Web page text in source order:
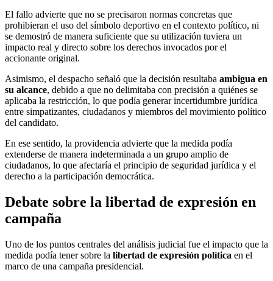
El fallo advierte que no se precisaron normas concretas que
prohibieran el uso del símbolo deportivo en el contexto político, ni
se demostró de manera suficiente que su utilización tuviera un
impacto real y directo sobre los derechos invocados por el
accionante original.
Asimismo, el despacho señaló que la decisión resultaba ambigua en
su alcance, debido a que no delimitaba con precisión a quiénes se
aplicaba la restricción, lo que podía generar incertidumbre jurídica
entre simpatizantes, ciudadanos y miembros del movimiento político
del candidato.
En ese sentido, la providencia advierte que la medida podía
extenderse de manera indeterminada a un grupo amplio de
ciudadanos, lo que afectaría el principio de seguridad jurídica y el
derecho a la participación democrática.
Debate sobre la libertad de expresión en
campaña
Uno de los puntos centrales del análisis judicial fue el impacto que la
medida podía tener sobre la libertad de expresión política en el
marco de una campaña presidencial.